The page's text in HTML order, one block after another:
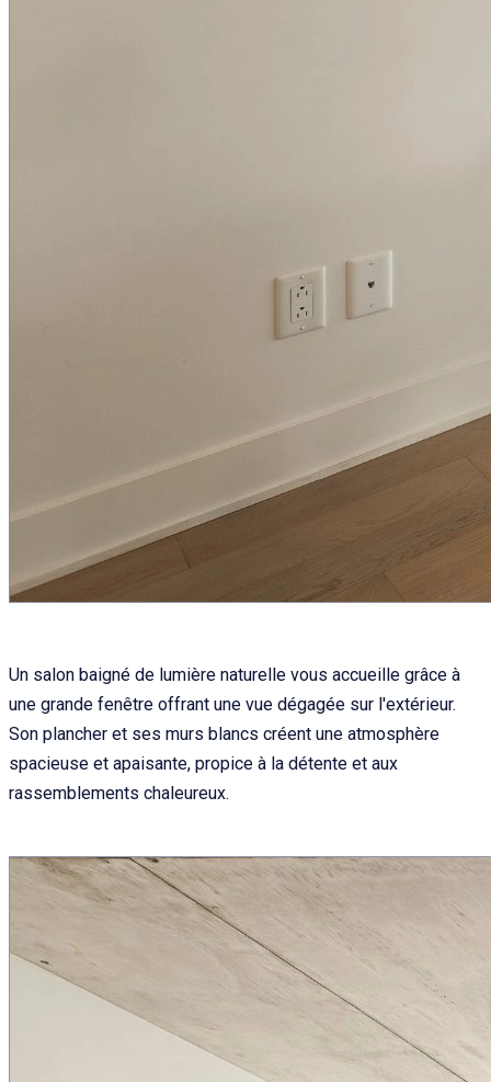
Un salon baigné de lumière naturelle vous accueille grâce à
une grande fenêtre offrant une vue dégagée sur l'extérieur.
Son plancher et ses murs blancs créent une atmosphère
spacieuse et apaisante, propice à la détente et aux
rassemblements chaleureux.